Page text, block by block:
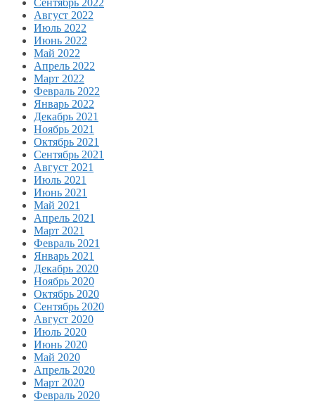
Сентябрь 2022
Август 2022
Июль 2022
Июнь 2022
Май 2022
Апрель 2022
Март 2022
Февраль 2022
Январь 2022
Декабрь 2021
Ноябрь 2021
Октябрь 2021
Сентябрь 2021
Август 2021
Июль 2021
Июнь 2021
Май 2021
Апрель 2021
Март 2021
Февраль 2021
Январь 2021
Декабрь 2020
Ноябрь 2020
Октябрь 2020
Сентябрь 2020
Август 2020
Июль 2020
Июнь 2020
Май 2020
Апрель 2020
Март 2020
Февраль 2020